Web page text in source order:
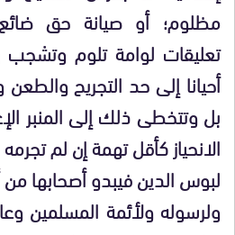
مظلوم؛ أو صيانة حق
تعليقات لوامة تلوم
أحيانا إلى حد التجريح
بل وتتخطى ذلك إلى المنبر
الانحياز كأقل تهمة إن لم
لبوس الدين فيبدو أصحابها من
ولرسوله ولأئمة المسلمين